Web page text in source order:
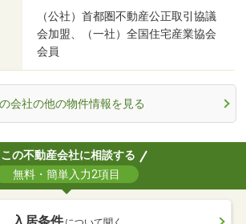
（公社）首都圏不動産公正取引協議
会加盟、（一社）全国住宅産業協会
会員
会社の他の物件情報を見る
この不動産会社に相談する
無料・簡単入力2項目